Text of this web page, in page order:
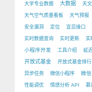
大学专业数据 大数据 天文
天气空气质量看板 天气预报
安全漏洞 定位 宜忌接口
实时数据查询 实时更新 实
小程序开发 工具介绍 延
开放式基金 开放式基金排
异步任务 微信小程序 微
性能调优 情感分析 API 慕